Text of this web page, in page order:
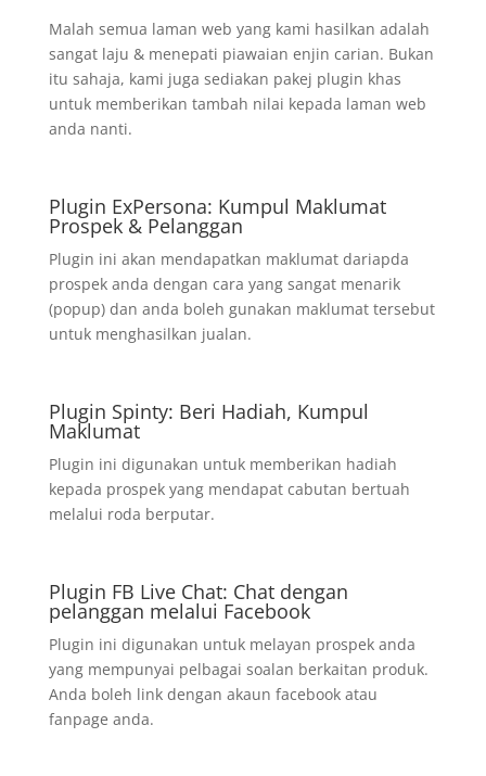
Malah semua laman web yang kami hasilkan adalah
sangat laju & menepati piawaian enjin carian. Bukan
itu sahaja, kami juga sediakan pakej plugin khas
untuk memberikan tambah nilai kepada laman web
anda nanti.
Plugin ExPersona: Kumpul Maklumat
Prospek & Pelanggan
Plugin ini akan mendapatkan maklumat dariapda
prospek anda dengan cara yang sangat menarik
(popup) dan anda boleh gunakan maklumat tersebut
untuk menghasilkan jualan.
Plugin Spinty: Beri Hadiah, Kumpul
Maklumat
Plugin ini digunakan untuk memberikan hadiah
kepada prospek yang mendapat cabutan bertuah
melalui roda berputar.
Plugin FB Live Chat: Chat dengan
pelanggan melalui Facebook
Plugin ini digunakan untuk melayan prospek anda
yang mempunyai pelbagai soalan berkaitan produk.
Anda boleh link dengan akaun facebook atau
fanpage anda.